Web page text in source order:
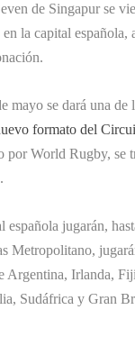
de Singapur se
la capital
mayo se dará una de
formato del
por World Rugby, se
española jugarán,
Metropolitano,
Argentina, Irlanda,
Sudáfrica y Gran